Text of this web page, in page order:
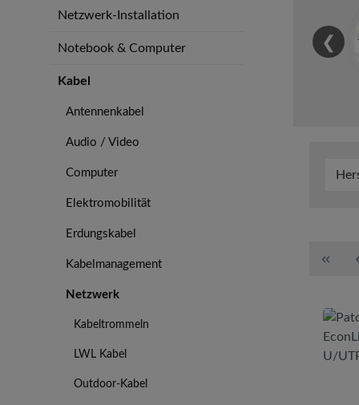
Netzwerk-Installation
Notebook & Computer
Kabel
Antennenkabel
Audio / Video
Computer
Elektromobilität
Erdungskabel
Kabelmanagement
Netzwerk
Kabeltrommeln
LWL Kabel
Outdoor-Kabel
❮